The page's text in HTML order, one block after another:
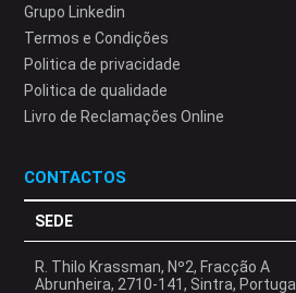
Grupo Linkedin
Termos e Condições
Politica de privacidade
Politica de qualidade
Livro de Reclamações Online
CONTACTOS
SEDE
R. Thilo Krassman, Nº2, Fracção A
Abrunheira, 2710-141, Sintra, Portugal